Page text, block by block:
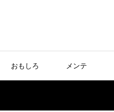
おもしろ メンテ